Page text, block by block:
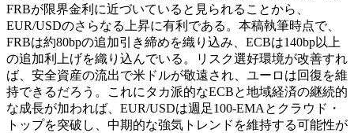
FRBが限界金利に近づいていると見られることから、
EUR/USDのさらなる上昇に有利である。本稿執筆時点で、
FRBは約80bpの追加引き締めを織り込み、ECBは140bp以上
の追加利上げを織り込んでいる。リスク選好環境が改善すれ
ば、安全資産の流出で米ドルが敬遠され、ユーロは回復を維
持できるだろう。これにタカ派的なECBと地域経済の継続的
な成長が加われば、EUR/USDは週足100-EMAとクラウド・
トップを突破し、中期的な強気トレンドを維持する可能性が